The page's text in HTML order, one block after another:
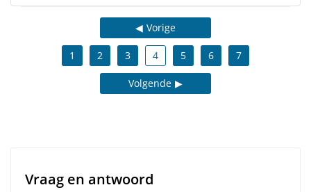
Vorige
1 2 3 4 5 6 7
Volgende
Vraag en antwoord